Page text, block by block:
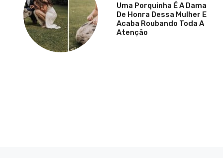
Uma Porquinha É A Dama
De Honra Dessa Mulher E
Acaba Roubando Toda A
Atenção